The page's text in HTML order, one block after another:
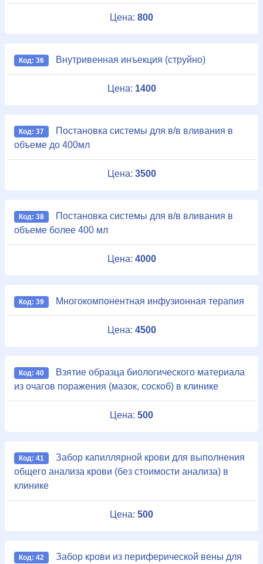
Цена: 800
Код: 36 Внутривенная инъекция (струйно)
Цена: 1400
Код: 37
Постановка системы для в/в вливания в
объеме до 400мл
Цена: 3500
Код: 38
Постановка системы для в/в вливания в
объеме более 400 мл
Цена: 4000
Код: 39 Многокомпонентная инфузионная терапия
Цена: 4500
Код: 40
Взятие образца биологического материала
из очагов поражения (мазок, соскоб) в клинике
Цена: 500
Код: 41
Забор капиллярной крови для выполнения
общего анализа крови (без стоимости анализа) в
клинике
Цена: 500
Код: 42
Забор крови из периферической вены для